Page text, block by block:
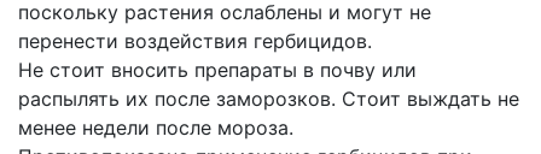
поскольку растения ослаблены и могут не
перенести воздействия гербицидов.
Не стоит вносить препараты в почву или
распылять их после заморозков. Стоит выждать не
менее недели после мороза.